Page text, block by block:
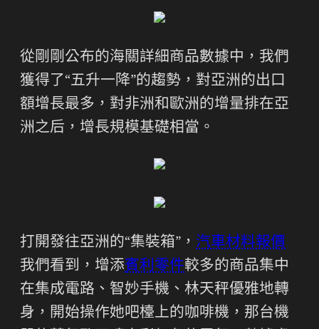
從剛剛公布的海關詳細商品數據中，我們
獲得了“五升一降”的趨勢，對亞洲的出口
額增長最多，對非洲和歐洲的增量排在亞
洲之后，增長規模基礎相當。
打開發往亞洲的“集裝箱”， 汽車材料報價
我們看到，增添賓利零件較多的商品集中
在集成電路、智妙手機、林天秤優雅地轉
身，開始操作她吧檯上的咖啡機，那台機